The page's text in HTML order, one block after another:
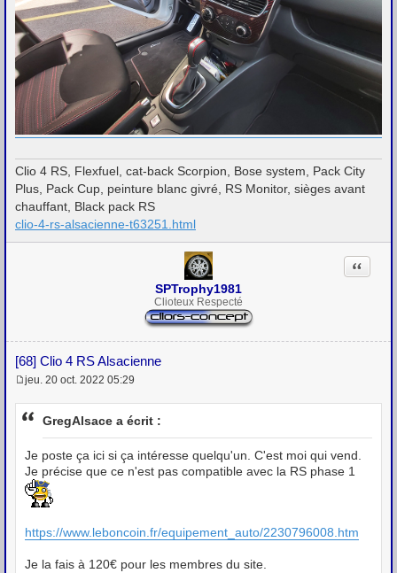
Clio 4 RS, Flexfuel, cat-back Scorpion, Bose system, Pack City
Plus, Pack Cup, peinture blanc givré, RS Monitor, sièges avant
chauffant, Black pack RS
clio-4-rs-alsacienne-t63251.html
SPTrophy1981
Clioteux Respecté
[68] Clio 4 RS Alsacienne
Citation
M
e
s
g
e
jeu. 20 oct. 2022 05:29
GregAlsace a écrit :
Je poste ça ici si ça intéresse quelqu'un. C'est moi qui vend.
Je précise que ce n'est pas compatible avec la RS phase 1
https://www.leboncoin.fr/equipement_auto/2230796008.htm
Je la fais à 120€ pour les membres du site.